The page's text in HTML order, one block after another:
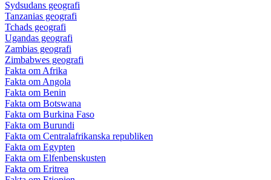
Sydsudans geografi
Tanzanias geografi
Tchads geografi
Ugandas geografi
Zambias geografi
Zimbabwes geografi
Fakta om Afrika
Fakta om Angola
Fakta om Benin
Fakta om Botswana
Fakta om Burkina Faso
Fakta om Burundi
Fakta om Centralafrikanska republiken
Fakta om Egypten
Fakta om Elfenbenskusten
Fakta om Eritrea